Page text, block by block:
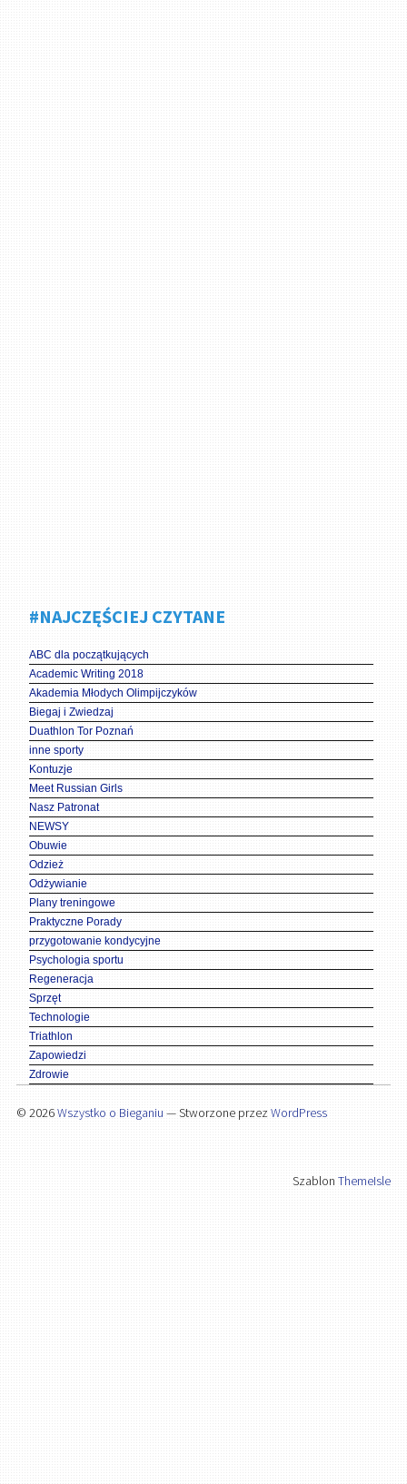
#NAJCZĘŚCIEJ CZYTANE
ABC dla początkujących
Academic Writing 2018
Akademia Młodych Olimpijczyków
Biegaj i Zwiedzaj
Duathlon Tor Poznań
inne sporty
Kontuzje
Meet Russian Girls
Nasz Patronat
NEWSY
Obuwie
Odzież
Odżywianie
Plany treningowe
Praktyczne Porady
przygotowanie kondycyjne
Psychologia sportu
Regeneracja
Sprzęt
Technologie
Triathlon
Zapowiedzi
Zdrowie
© 2026Wszystko o Bieganiu — Stworzone przez WordPress
SzablonThemeIsle